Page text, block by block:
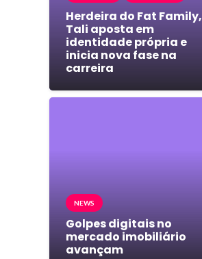
Herdeira do Fat Family,
Tali aposta em
identidade própria e
inicia nova fase na
carreira
NEWS
Golpes digitais no
mercado imobiliário
avançam